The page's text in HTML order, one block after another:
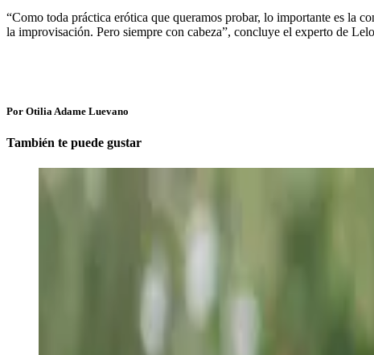
“Como toda práctica erótica que queramos probar, lo importante es la
la improvisación. Pero siempre con cabeza”, concluye el experto de
Por Otilia Adame Luevano
También te puede gustar